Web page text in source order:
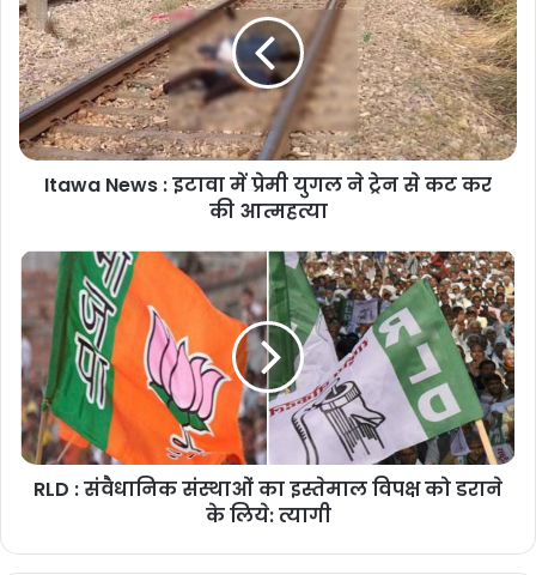
Itawa News : इटावा में प्रेमी युगल ने ट्रेन से कट कर
की आत्महत्या
RLD : संवैधानिक संस्थाओं का इस्तेमाल विपक्ष को डराने
के लिये: त्यागी